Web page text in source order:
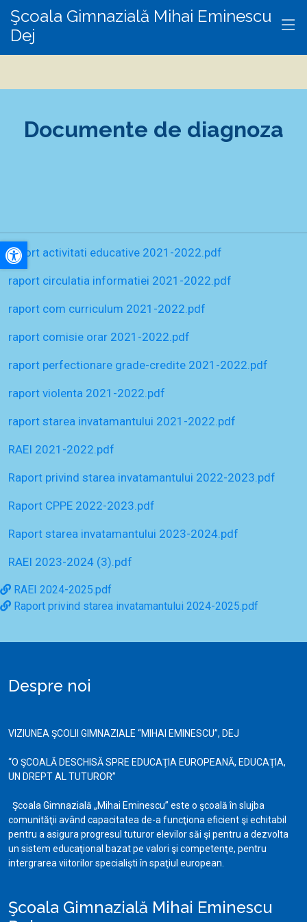
Şcoala Gimnazială Mihai Eminescu
Dej
A+
A-
Documente de diagnoza
raport activitati educative 2021-2022.pdf
raport circulatia informatiei 2021-2022.pdf
raport com curriculum 2021-2022.pdf
raport comisie orar 2021-2022.pdf
raport perfectionare grade-credite 2021-2022.pdf
raport violenta 2021-2022.pdf
raport starea invatamantului 2021-2022.pdf
RAEI 2021-2022.pdf
Raport privind starea invatamantului 2022-2023.pdf
Raport CPPE 2022-2023.pdf
Raport starea invatamantului 2023-2024.pdf
RAEI 2023-2024 (3).pdf
RAEI 2024-2025.pdf
Raport privind starea invatamantului 2024-2025.pdf
Despre noi
VIZIUNEA ŞCOLII GIMNAZIALE “MIHAI EMINESCU”, DEJ
“O ŞCOALĂ DESCHISĂ SPRE EDUCAŢIA EUROPEANĂ, EDUCAŢIA,
UN DREPT AL TUTUROR”
Şcoala Gimnazială „Mihai Eminescu” este o şcoală în slujba
comunităţii având capacitatea de-a funcţiona eficient şi echitabil
pentru a asigura progresul tuturor elevilor săi şi pentru a dezvolta
un sistem educaţional bazat pe valori şi competenţe, pentru
intergrarea viitorilor specialişti în spaţiul european.
Şcoala Gimnazială Mihai Eminescu